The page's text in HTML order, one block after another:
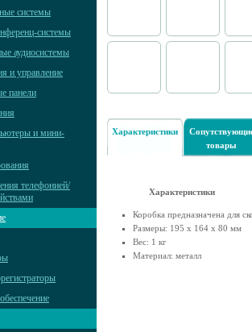
системы
системы
аудиосистемы
и управление
панели
и мини-
телефонией/
Характеристики
товары
Характеристики
Коробка предназначена для
Размеры: 195 х 164 х 80 мм
Вес: 1 кг
Материал: металл